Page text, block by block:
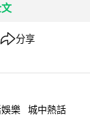
分享
樂 城中熱話